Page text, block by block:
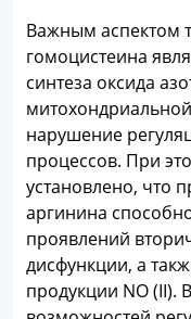
Важным аспектом
гомоцистеина
синтеза оксида
нарушение
процессов. При
установлено, что
аргинина
проявлений
дисфункции, а
продукции NO (II).